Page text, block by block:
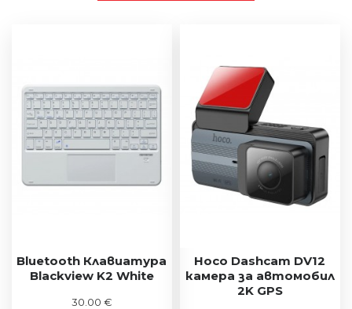
Bluetooth Клавиатура
Blackview K2 White
30.00 €
Hoco Dashcam DV12
камера за автомобил
2K GPS